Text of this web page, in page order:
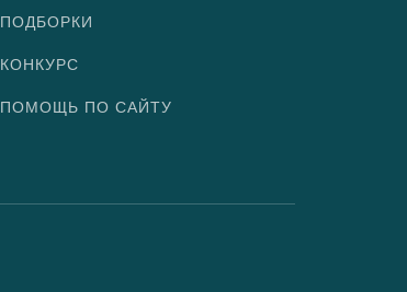
ПОДБОРКИ
КОНКУРС
ПОМОЩЬ ПО САЙТУ